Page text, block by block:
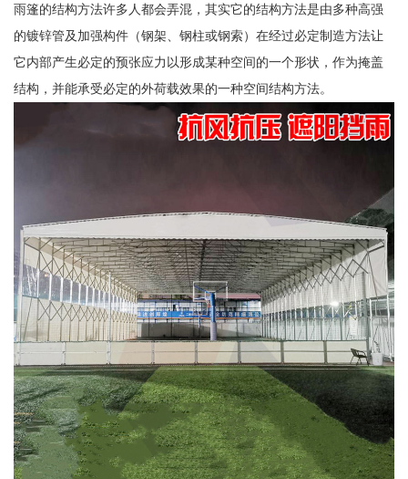
雨篷的结构方法许多人都会弄混，其实它的结构方法是由多种高强
的镀锌管及加强构件（钢架、钢柱或钢索）在经过必定制造方法让
它内部产生必定的预张应力以形成某种空间的一个形状，作为掩盖
结构，并能承受必定的外荷载效果的一种空间结构方法。